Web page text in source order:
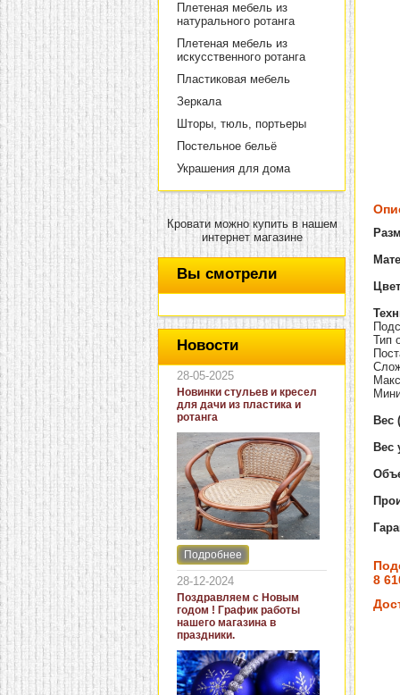
Плетеная мебель из
натурального ротанга
Плетеная мебель из
искусственного ротанга
Пластиковая мебель
Зеркала
Шторы, тюль, портьеры
Постельное бельё
Украшения для дома
Кровати можно купить в нашем
интернет магазине
Вы смотрели
Новости
28-05-2025
Новинки стульев и кресел
для дачи из пластика и
ротанга
Интернет-магазин "Кровать
и диван" представляет
новинки стульев и кресел
для дачи. В ассортименте
представлены как
бюджетные модели из
пластика для дачи, так и
кресла для загородных
домов из натурального и
искусственного ротанга.
Подробнее
28-12-2024
Поздравляем с Новым
годом ! График работы
нашего магазина в
праздники.
Тип
Вес
Вес
8